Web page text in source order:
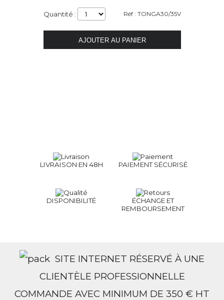
Quantité : Réf : TONGA30/35V
LIVRAISON EN 48H PAIEMENT SÉCURISÉ
DISPONIBILITÉ
ÉCHANGE ET
REMBOURSEMENT
SITE INTERNET RÉSERVÉ À UNE
CLIENTÈLE PROFESSIONNELLE
COMMANDE AVEC MINIMUM DE 350 € HT